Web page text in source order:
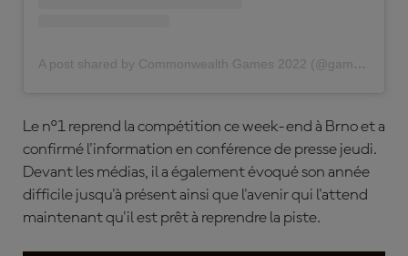
A post shared by Commonwealth Games 2022 (@gamescommonwealth)
Le n°1 reprend la compétition ce week-end à Brno et a
confirmé l'information en conférence de presse jeudi.
Devant les médias, il a également évoqué son année
difficile jusqu'à présent ainsi que l'avenir qui l'attend
maintenant qu'il est prêt à reprendre la piste.